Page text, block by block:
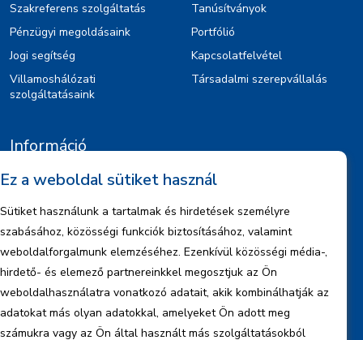
Szakreferens szolgáltatás
Pénzügyi megoldásaink
Jogi segítség
Villamoshálózati
szolgáltatásaink
Tanúsítványok
Portfólió
Kapcsolatfelvétel
Társadalmi szerepvállalás
Információ
Kiajánlók
Jognyilatkozat
Szerzői jogok
Adatkezelési tájékoztató
Céginformáció
Jelentések
Ez a weboldal sütiket használ
Sütiket használunk a tartalmak és hirdetések személyre
szabásához, közösségi funkciók biztosításához, valamint
weboldalforgalmunk elemzéséhez. Ezenkívül közösségi média-,
hirdető- és elemező partnereinkkel megosztjuk az Ön
weboldalhasználatra vonatkozó adatait, akik kombinálhatják az
adatokat más olyan adatokkal, amelyeket Ön adott meg
számukra vagy az Ön által használt más szolgáltatásokból